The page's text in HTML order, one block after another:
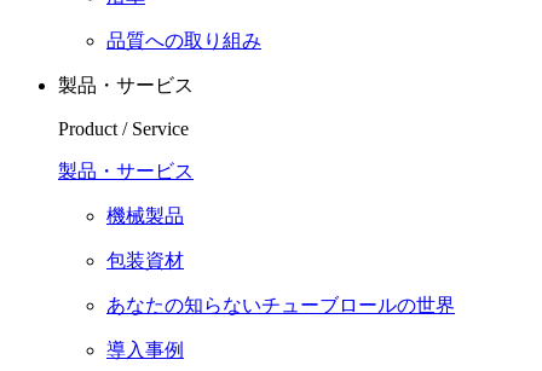
品質への取り組み
製品・サービス
Product / Service
製品・サービス
機械製品
包装資材
あなたの知らないチューブロールの世界
導入事例